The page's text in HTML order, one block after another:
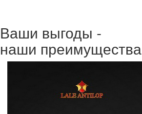
Ваши выгоды -
наши преимущества